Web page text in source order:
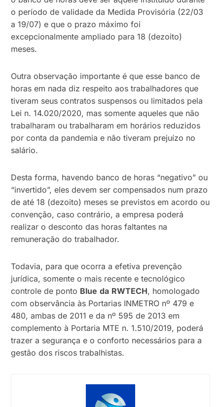
o período de validade da Medida Provisória (22/03
a 19/07) e que o prazo máximo foi
excepcionalmente ampliado para 18 (dezoito)
meses.
Outra observação importante é que esse banco de
horas em nada diz respeito aos trabalhadores que
tiveram seus contratos suspensos ou limitados pela
Lei n. 14.020/2020, mas somente aqueles que não
trabalharam ou trabalharam em horários reduzidos
por conta da pandemia e não tiveram prejuízo no
salário.
Desta forma, havendo banco de horas “negativo” ou
“invertido”, eles devem ser compensados num prazo
de até 18 (dezoito) meses se previstos em acordo ou
convenção, caso contrário, a empresa poderá
realizar o desconto das horas faltantes na
remuneração do trabalhador.
Todavia, para que ocorra a efetiva prevenção
jurídica, somente o mais recente e tecnológico
controle de ponto Blue da RWTECH, homologado
com observância às Portarias INMETRO nº 479 e
480, ambas de 2011 e da nº 595 de 2013 em
complemento à Portaria MTE n. 1.510/2019, poderá
trazer a segurança e o conforto necessários para a
gestão dos riscos trabalhistas.